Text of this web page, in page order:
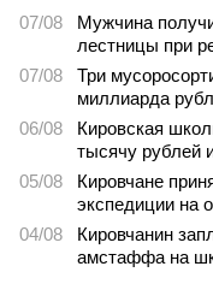
07/08
Мужчина
лестницы при
07/08
Три
миллиарда
06/08
Кировская
тысячу рублей
05/08
Кировчане
экспедиции на
04/08
Кировчанин
амстаффа на